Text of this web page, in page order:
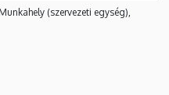
(szervezeti egység),